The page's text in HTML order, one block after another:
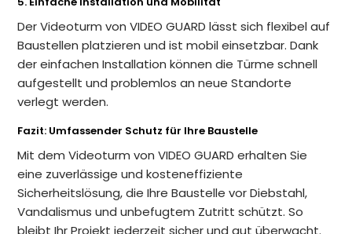
Der Videoturm von VIDEO GUARD lässt sich flexibel auf
Baustellen platzieren und ist mobil einsetzbar. Dank
der einfachen Installation können die Türme schnell
aufgestellt und problemlos an neue Standorte
verlegt werden.
Fazit: Umfassender Schutz für Ihre Baustelle
Mit dem Videoturm von VIDEO GUARD erhalten Sie
eine zuverlässige und kosteneffiziente
Sicherheitslösung, die Ihre Baustelle vor Diebstahl,
Vandalismus und unbefugtem Zutritt schützt. So
bleibt Ihr Projekt jederzeit sicher und gut überwacht.